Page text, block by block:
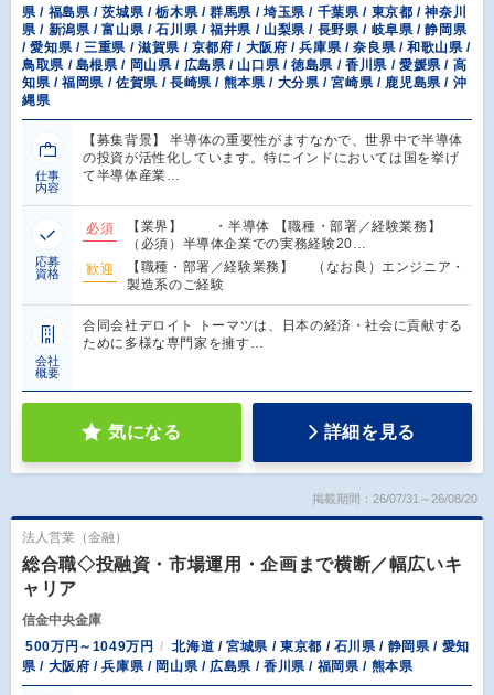
県 / 福島県 / 茨城県 / 栃木県 / 群馬県 / 埼玉県 / 千葉県 / 東京都 / 神奈川
県 / 新潟県 / 富山県 / 石川県 / 福井県 / 山梨県 / 長野県 / 岐阜県 / 静岡県
/ 愛知県 / 三重県 / 滋賀県 / 京都府 / 大阪府 / 兵庫県 / 奈良県 / 和歌山県 /
鳥取県 / 島根県 / 岡山県 / 広島県 / 山口県 / 徳島県 / 香川県 / 愛媛県 / 高
知県 / 福岡県 / 佐賀県 / 長崎県 / 熊本県 / 大分県 / 宮崎県 / 鹿児島県 / 沖
縄県
仕事
内容
【募集背景】 半導体の重要性がますなかで、世界中で半導体
の投資が活性化しています。特にインドにおいては国を挙げ
て半導体産業…
応募
資格
必須
【業界】 ・半導体 【職種・部署／経験業務】
（必須）半導体企業での実務経験20…
歓迎
【職種・部署／経験業務】 （なお良）エンジニア・
製造系のご経験
会社
概要
合同会社デロイト トーマツは、日本の経済・社会に貢献する
ために多様な専門家を擁す…
気になる 詳細を見る
掲載期間：26/07/31～26/08/20
法人営業（金融）
総合職◇投融資・市場運用・企画まで横断／幅広いキ
ャリア
信金中央金庫
500万円～1049万円
北海道 / 宮城県 / 東京都 / 石川県 / 静岡県 / 愛知
県 / 大阪府 / 兵庫県 / 岡山県 / 広島県 / 香川県 / 福岡県 / 熊本県